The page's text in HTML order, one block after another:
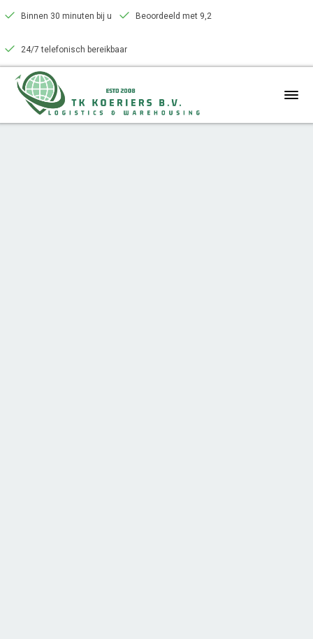
Binnen 30 minuten bij u Beoordeeld met 9,2
24/7 telefonisch bereikbaar